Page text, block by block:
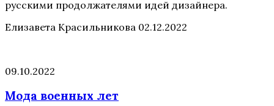
русскими продолжателями идей дизайнера.
Елизавета Красильникова 02.12.2022
09.10.2022
Мода военных лет